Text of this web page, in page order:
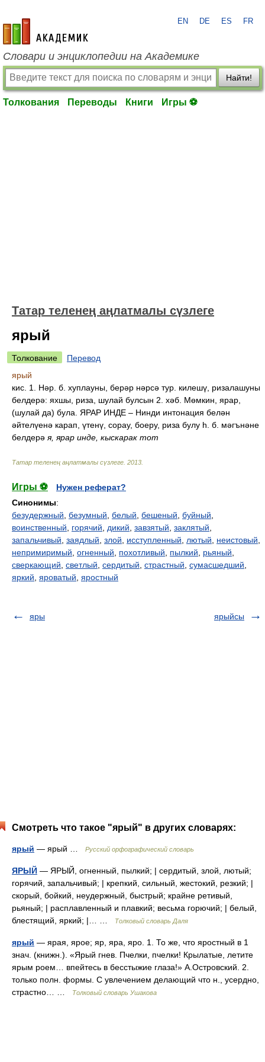
academic.ru
EN DE ES FR
Словари и энциклопедии на Академике
Найти!
Толкования Переводы Книги Игры ⚽
Татар теленең аңлатмалы сүзлеге
ярый
Толкование
Перевод
ярый
кис. 1. Нәр. б. хуплауны, берәр нәрсә тур. килешү, ризалашуны
белдерә: яхшы, риза, шулай булсын 2. хәб. Мөмкин, ярар,
(шулай да) була. ЯРАР ИНДЕ – Нинди интонация белән
әйтелүенә карап, үтенү, сорау, боеру, риза булу һ. б. мәгънәне
белдерә я, ярар инде, кыскарак тот
Татар теленең аңлатмалы сүзлеге 2013
Игры ⚽
Нужен реферат?
Синонимы:
безудержный безумный белый бешеный буйный
воинственный
горячий дикий завзятый заклятый
запальчивый заядлый злой исступленный лютый неистовый
непримиримый огненный похотливый пылкий рьяный
сверкающий светлый сердитый страстный сумасшедший
яркий яроватый яростный
яры ярыйсы
Смотреть что такое "ярый" в других словарях:
ярый — ярый … Русский орфографический словарь
ЯРЫЙ — ЯРЫЙ, огненный, пылкий; | сердитый, злой, лютый;
горячий, запальчивый; | крепкий, сильный, жестокий, резкий; |
скорый, бойкий, неудержный, быстрый; крайне ретивый,
рьяный; | расплавленный и плавкий; весьма горючий; | белый,
блестящий, яркий; |… …
Толковый словарь Даля
ярый — ярая, ярое; яр, яра, яро. 1. То же, что яростный в 1
знач. (книжн.). «Ярый гнев. Пчелки, пчелки! Крылатые, летите
ярым роем… впейтесь в бесстыжие глаза!» А.Островский. 2.
только полн. формы. С увлечением делающий что н., усердно,
страстно… …
Толковый словарь Ушакова